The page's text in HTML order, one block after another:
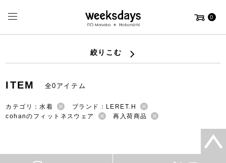
0
絞りこむ
ITEM 全0アイテム
カテゴリ：水着
ブランド：LERET.H
cohanのフィットネスウェア
再入荷商品